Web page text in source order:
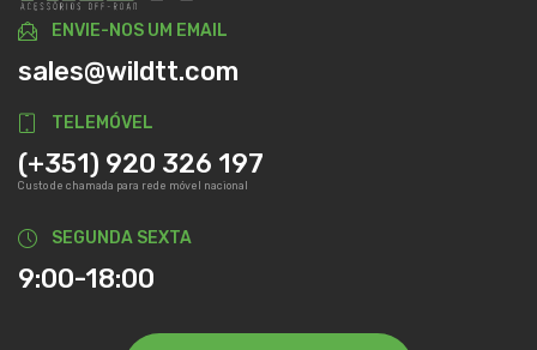
ENVIE-NOS UM EMAIL
sales@wildtt.com
TELEMÓVEL
(+351) 920 326 197
Custo de chamada para rede móvel nacional
SEGUNDA SEXTA
9:00-18:00